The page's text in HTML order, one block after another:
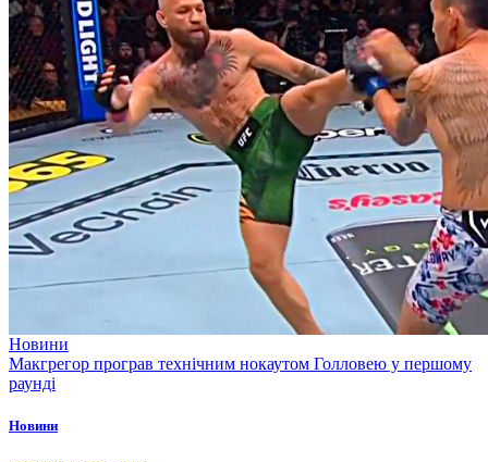
Новини
Макгрегор програв технічним нокаутом Голловею у першому
раунді
Новини